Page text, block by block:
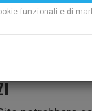
eventuali
responsabilità.
funzionali e di